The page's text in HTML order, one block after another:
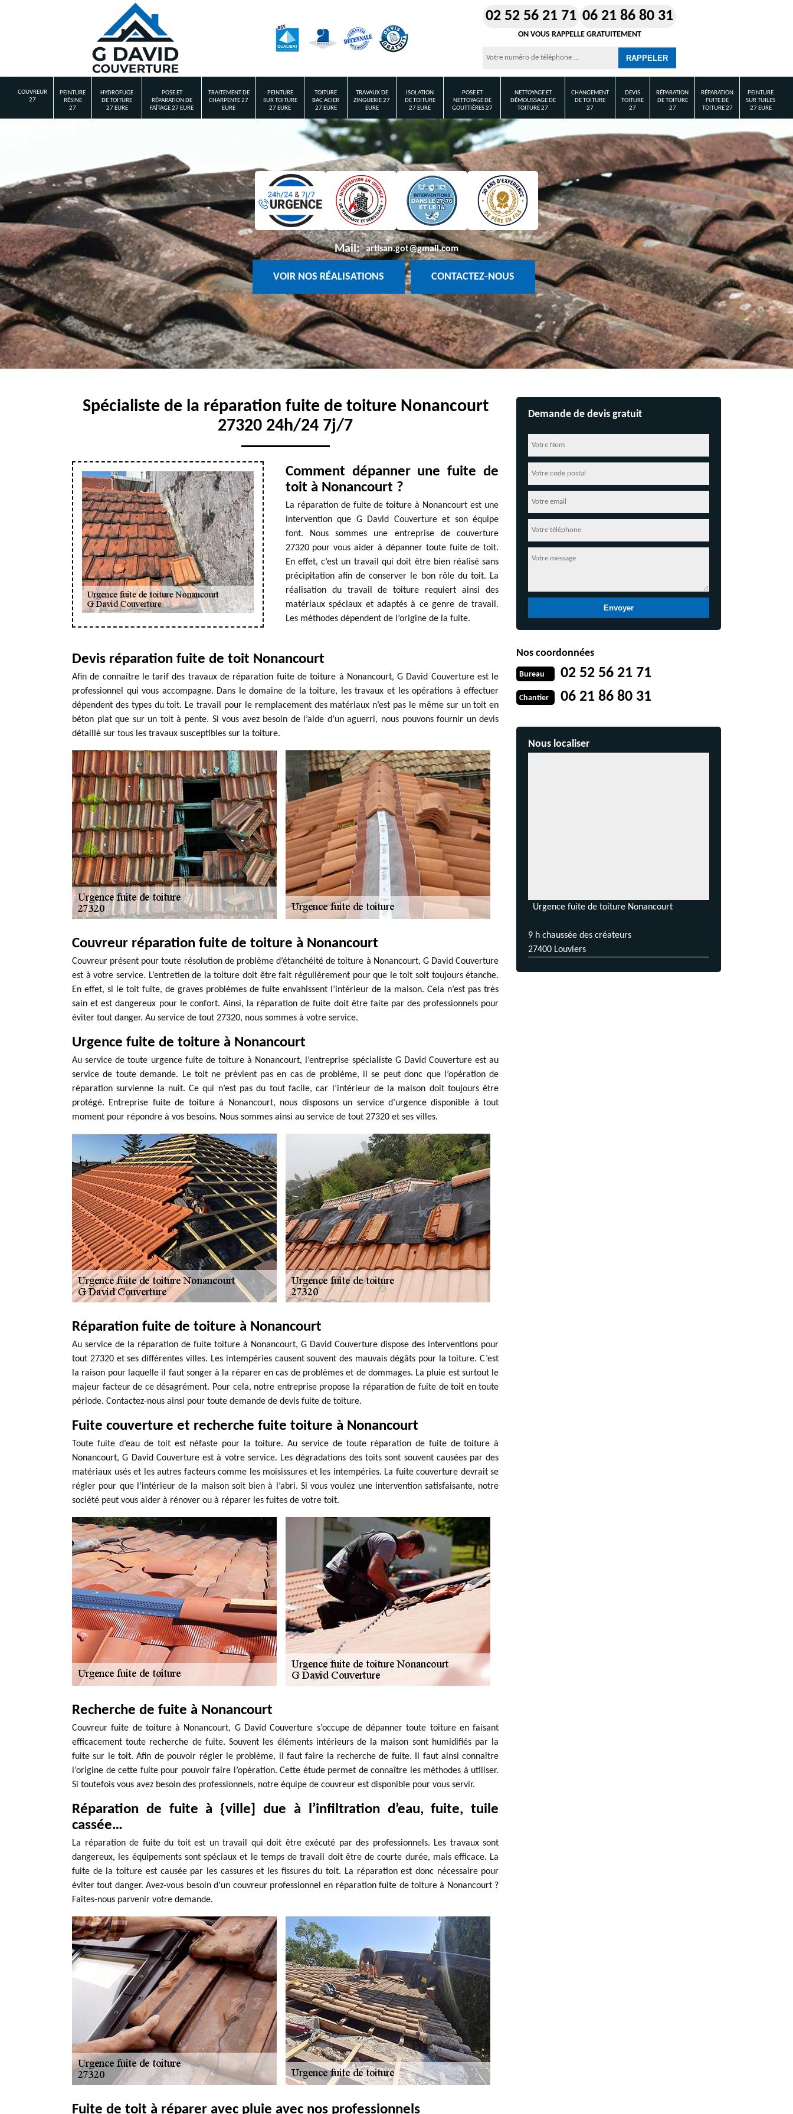
02 52 56 21 71 06 21 86 80 31
ON VOUS RAPPELLE GRATUITEMENT
COUVREUR
27
PEINTURE
RÉSINE
27
HYDROFUGE
DE TOITURE
27 EURE
POSE ET
RÉPARATION DE
FAÎTAGE 27 EURE
TRAITEMENT DE
CHARPENTE 27
EURE
PEINTURE
SUR TOITURE
27 EURE
TOITURE
BAC ACIER
27 EURE
TRAVAUX DE
ZINGUERIE 27
EURE
ISOLATION
DE TOITURE
27 EURE
POSE ET
NETTOYAGE DE
GOUTTIÈRES 27
NETTOYAGE ET
DÉMOUSSAGE DE
TOITURE 27
CHANGEMENT
DE TOITURE
27
DEVIS
TOITURE
27
RÉPARATION
DE TOITURE
27
RÉPARATION
FUITE DE
TOITURE 27
PEINTURE
SUR TUILES
27 EURE
Mail: artisan.got@gmail.com
VOIR NOS RÉALISATIONS CONTACTEZ-NOUS
Spécialiste de la réparation fuite de toiture Nonancourt
27320 24h/24 7j/7
Comment dépanner une fuite de
toit à Nonancourt ?
La réparation de fuite de toiture à Nonancourt est une
intervention que G David Couverture et son équipe
font. Nous sommes une entreprise de couverture
27320 pour vous aider à dépanner toute fuite de toit.
En effet, c’est un travail qui doit être bien réalisé sans
précipitation afin de conserver le bon rôle du toit. La
réalisation du travail de toiture requiert ainsi des
matériaux spéciaux et adaptés à ce genre de travail.
Les méthodes dépendent de l’origine de la fuite.
Devis réparation fuite de toit Nonancourt
Afin de connaître le tarif des travaux de réparation fuite de toiture à Nonancourt, G David Couverture est le
professionnel qui vous accompagne. Dans le domaine de la toiture, les travaux et les opérations à effectuer
dépendent des types du toit. Le travail pour le remplacement des matériaux n’est pas le même sur un toit en
béton plat que sur un toit à pente. Si vous avez besoin de l’aide d’un aguerri, nous pouvons fournir un devis
détaillé sur tous les travaux susceptibles sur la toiture.
Couvreur réparation fuite de toiture à Nonancourt
Couvreur présent pour toute résolution de problème d’étanchéité de toiture à Nonancourt, G David Couverture
est à votre service. L’entretien de la toiture doit être fait régulièrement pour que le toit soit toujours étanche.
En effet, si le toit fuite, de graves problèmes de fuite envahissent l’intérieur de la maison. Cela n’est pas très
sain et est dangereux pour le confort. Ainsi, la réparation de fuite doit être faite par des professionnels pour
éviter tout danger. Au service de tout 27320, nous sommes à votre service.
Urgence fuite de toiture à Nonancourt
Au service de toute urgence fuite de toiture à Nonancourt, l’entreprise spécialiste G David Couverture est au
service de toute demande. Le toit ne prévient pas en cas de problème, il se peut donc que l’opération de
réparation survienne la nuit. Ce qui n’est pas du tout facile, car l’intérieur de la maison doit toujours être
protégé. Entreprise fuite de toiture à Nonancourt, nous disposons un service d’urgence disponible à tout
moment pour répondre à vos besoins. Nous sommes ainsi au service de tout 27320 et ses villes.
Réparation fuite de toiture à Nonancourt
Au service de la réparation de fuite toiture à Nonancourt, G David Couverture dispose des interventions pour
tout 27320 et ses différentes villes. Les intempéries causent souvent des mauvais dégâts pour la toiture. C’est
la raison pour laquelle il faut songer à la réparer en cas de problèmes et de dommages. La pluie est surtout le
majeur facteur de ce désagrément. Pour cela, notre entreprise propose la réparation de fuite de toit en toute
période. Contactez-nous ainsi pour toute demande de devis fuite de toiture.
Fuite couverture et recherche fuite toiture à Nonancourt
Toute fuite d’eau de toit est néfaste pour la toiture. Au service de toute réparation de fuite de toiture à
Nonancourt, G David Couverture est à votre service. Les dégradations des toits sont souvent causées par des
matériaux usés et les autres facteurs comme les moisissures et les intempéries. La fuite couverture devrait se
régler pour que l’intérieur de la maison soit bien à l’abri. Si vous voulez une intervention satisfaisante, notre
société peut vous aider à rénover ou à réparer les fuites de votre toit.
Recherche de fuite à Nonancourt
Couvreur fuite de toiture à Nonancourt, G David Couverture s’occupe de dépanner toute toiture en faisant
efficacement toute recherche de fuite. Souvent les éléments intérieurs de la maison sont humidifiés par la
fuite sur le toit. Afin de pouvoir régler le problème, il faut faire la recherche de fuite. Il faut ainsi connaître
l’origine de cette fuite pour pouvoir faire l’opération. Cette étude permet de connaître les méthodes à utiliser.
Si toutefois vous avez besoin des professionnels, notre équipe de couvreur est disponible pour vous servir.
Réparation de fuite à {ville] due à l’infiltration d’eau, fuite, tuile
cassée…
La réparation de fuite du toit est un travail qui doit être exécuté par des professionnels. Les travaux sont
dangereux, les équipements sont spéciaux et le temps de travail doit être de courte durée, mais efficace. La
fuite de la toiture est causée par les cassures et les fissures du toit. La réparation est donc nécessaire pour
éviter tout danger. Avez-vous besoin d’un couvreur professionnel en réparation fuite de toiture à Nonancourt ?
Faites-nous parvenir votre demande.
Fuite de toit à réparer avec pluie avec nos professionnels
Demande de devis gratuit
Nos coordonnées
Bureau 02 52 56 21 71
Chantier 06 21 86 80 31
Nous localiser
Urgence fuite de toiture Nonancourt
9 h chaussée des créateurs
27400 Louviers